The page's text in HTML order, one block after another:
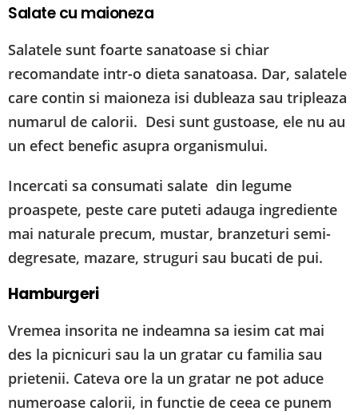
Salate cu maioneza
Salatele sunt foarte sanatoase si chiar
recomandate intr-o dieta sanatoasa. Dar, salatele
care contin si maioneza isi dubleaza sau tripleaza
numarul de calorii. Desi sunt gustoase, ele nu au
un efect benefic asupra organismului.
Incercati sa consumati salate din legume
proaspete, peste care puteti adauga ingrediente
mai naturale precum, mustar, branzeturi semi-
degresate, mazare, struguri sau bucati de pui.
Hamburgeri
Vremea insorita ne indeamna sa iesim cat mai
des la picnicuri sau la un gratar cu familia sau
prietenii. Cateva ore la un gratar ne pot aduce
numeroase calorii, in functie de ceea ce punem